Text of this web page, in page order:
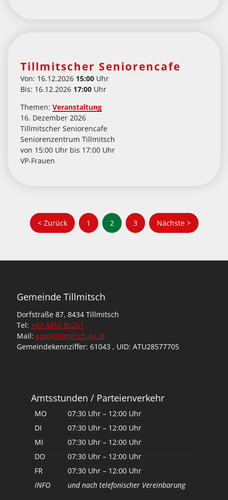
Tillmitscher Seniorencafe
Von: 16.12.2026 15:00 Uhr
Bis: 16.12.2026 17:00 Uhr
Themen: Veranstaltung
16. Dezember 2026
Tillmitscher Seniorencafe
Seniorenzentrum Tillmitsch
von 15:00 Uhr bis 17:00 Uhr
VP-Frauen
i
e
n
n
u
< Zurück 1 2 3 Nächste >
Gemeinde Tillmitsch
Dorfstraße 87, 8434 Tillmitsch
Tel: +43 3452 82261
Mail: gde@tillmitsch.gv.at
Gemeindekennziffer: 61043 , UID: ATU28577705
Amtsstunden / Parteienverkehr
MO
07:30 Uhr – 12:00 Uhr
DI
07:30 Uhr – 12:00 Uhr
MI
07:30 Uhr – 12:00 Uhr
DO
07:30 Uhr – 12:00 Uhr
FR
07:30 Uhr – 12:00 Uhr
INFO
und nach telefonischer Vereinbarung